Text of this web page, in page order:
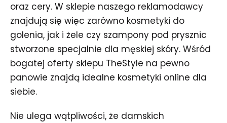
oraz cery. W sklepie naszego reklamodawcy
znajdują się więc zarówno kosmetyki do
golenia, jak i żele czy szampony pod prysznic
stworzone specjalnie dla męskiej skóry. Wśród
bogatej oferty sklepu TheStyle na pewno
panowie znajdą idealne kosmetyki online dla
siebie.
Nie ulega wątpliwości, że damskich